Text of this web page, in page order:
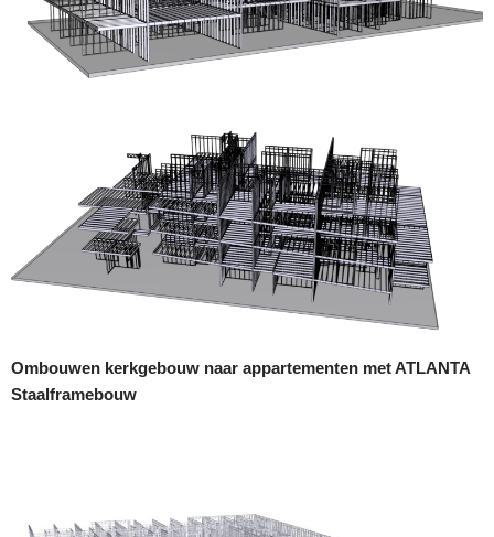
Ombouwen kerkgebouw naar appartementen met ATLANTA
Staalframebouw